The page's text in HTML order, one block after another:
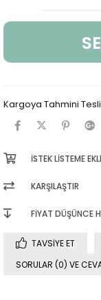
Kargoya Tahmini
İSTEK LISTEME
KARŞILAŞTIR
FIYAT DÜŞÜNCE
TAVSIYE ET
SORULAR (0) VE